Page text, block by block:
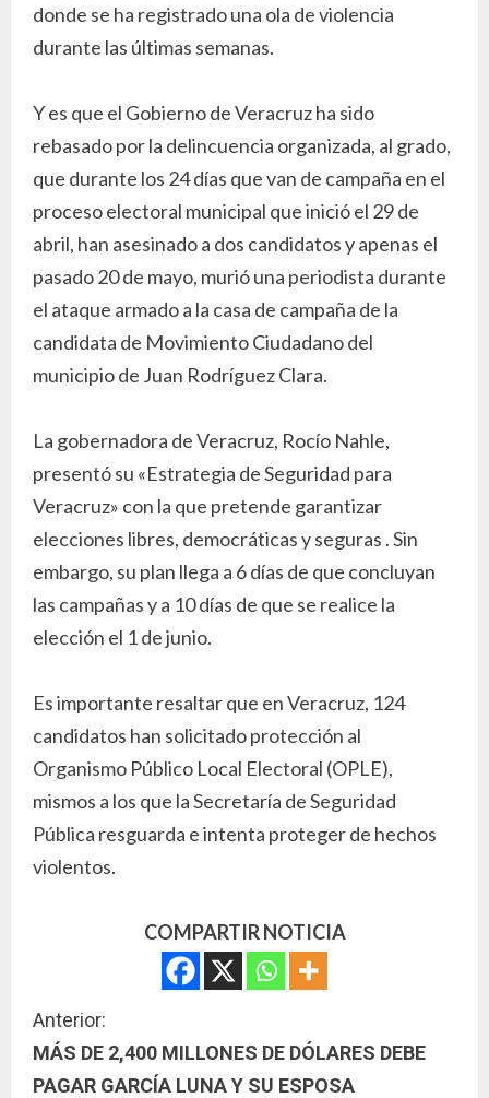
donde se ha registrado una ola de violencia
durante las últimas semanas.
Y es que el Gobierno de Veracruz ha sido
rebasado por la delincuencia organizada, al grado,
que durante los 24 días que van de campaña en el
proceso electoral municipal que inició el 29 de
abril, han asesinado a dos candidatos y apenas el
pasado 20 de mayo, murió una periodista durante
el ataque armado a la casa de campaña de la
candidata de Movimiento Ciudadano del
municipio de Juan Rodríguez Clara.
La gobernadora de Veracruz, Rocío Nahle,
presentó su «Estrategia de Seguridad para
Veracruz» con la que pretende garantizar
elecciones libres, democráticas y seguras . Sin
embargo, su plan llega a 6 días de que concluyan
las campañas y a 10 días de que se realice la
elección el 1 de junio.
Es importante resaltar que en Veracruz, 124
candidatos han solicitado protección al
Organismo Público Local Electoral (OPLE),
mismos a los que la Secretaría de Seguridad
Pública resguarda e intenta proteger de hechos
violentos.
COMPARTIR NOTICIA
S
i
Anterior:
MÁS DE 2,400 MILLONES DE DÓLARES DEBE
PAGAR GARCÍA LUNA Y SU ESPOSA